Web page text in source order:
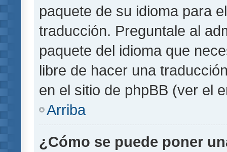
paquete de su idioma para
traducción. Preguntale al
paquete del idioma que
libre de hacer una
en el sitio de phpBB (ver el
Arriba
¿Cómo se puede poner